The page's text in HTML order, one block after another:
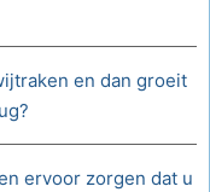
en dan groeit
ervoor zorgen dat u